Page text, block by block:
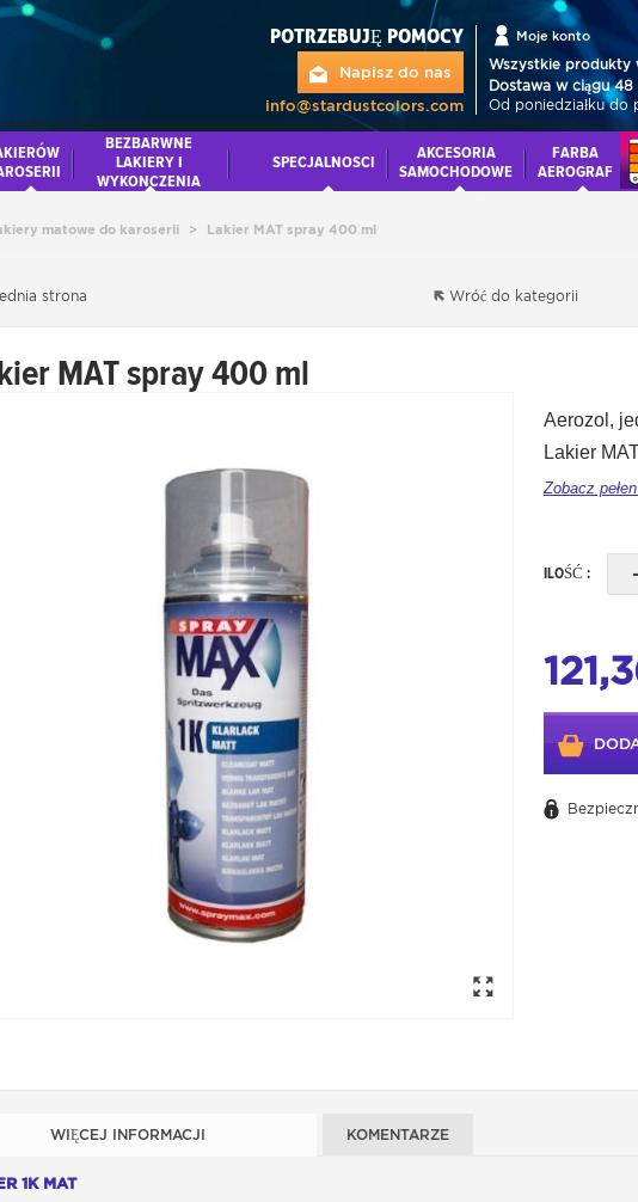
POTRZEBUJĘ POMOCY
Napisz do nas
info@stardustcolors.com
Moje konto
Wszystkie produkty
Dostawa w ciągu 48
Od poniedziałku
BEZBARWNE
LAKIERY I
WYKONCZENIA
SPECJALNOSCI
AKCESORIA
SAMOCHODOWE
FARBA
AEROGRAF
matowe do karoserii > Lakier MAT spray 400 ml
strona Wróć do kategorii
MAT spray 400 ml
Aerozol,
Lakier
Zobacz
ILOŚĆ :
WIĘCEJ INFORMACJI KOMENTARZE
1K MAT